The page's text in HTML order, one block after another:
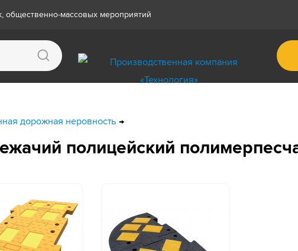
общественно-массовых мероприятий
дорожная неровность
полицейский